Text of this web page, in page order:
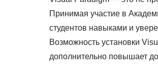
Принимая участие в
студентов навыками и
Возможность установки
дополнительно повышает